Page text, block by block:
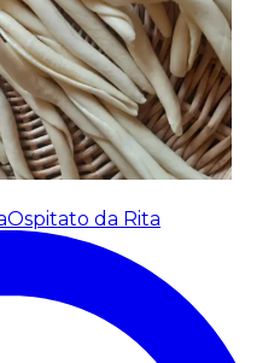
Ospitato da Rita